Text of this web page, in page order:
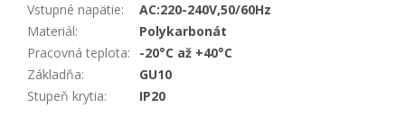
Vstupné napätie:
AC:220-240V,50/60Hz
Materiál:
Polykarbonát
Pracovná teplota:
-20°C až +40°C
Základňa:
GU10
Stupeň krytia: IP20